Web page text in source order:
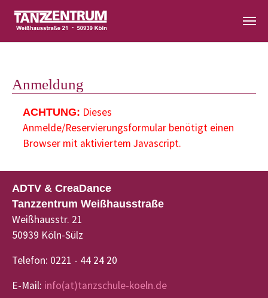
Anmeldung
ACHTUNG: Dieses
Anmelde/Reservierungsformular benötigt einen
Browser mit aktiviertem Javascript.
ADTV & CreaDance
Tanzzentrum Weißhausstraße
Weißhausstr. 21
50939 Köln-Sülz
Telefon: 0221 - 44 24 20
E-Mail: info(at)tanzschule-koeln.de